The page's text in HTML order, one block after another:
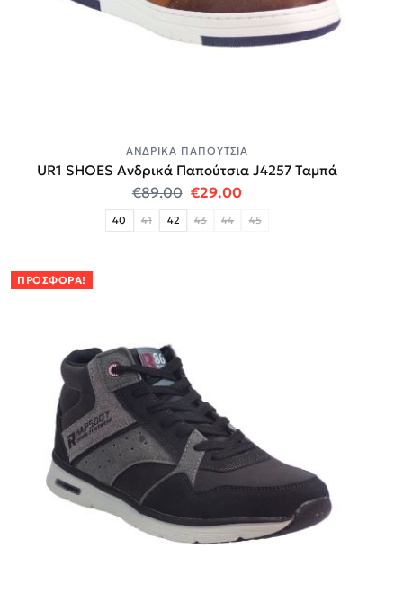
ΑΝΔΡΙΚΆ ΠΑΠΟΎΤΣΙΑ
UR1 SHOES Ανδρικά Παπούτσια J4257 Ταμπά
€89.00 Original price was: €89.00.
€29.00Η τρέχουσα τιμή
40 41 42 43 44 45
ΠΡΟΣΦΟΡΆ!